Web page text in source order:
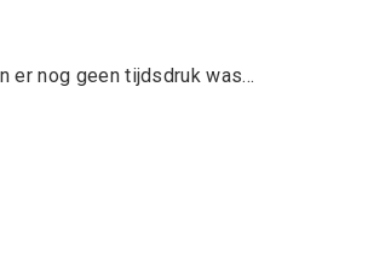
er nog geen tijdsdruk was…